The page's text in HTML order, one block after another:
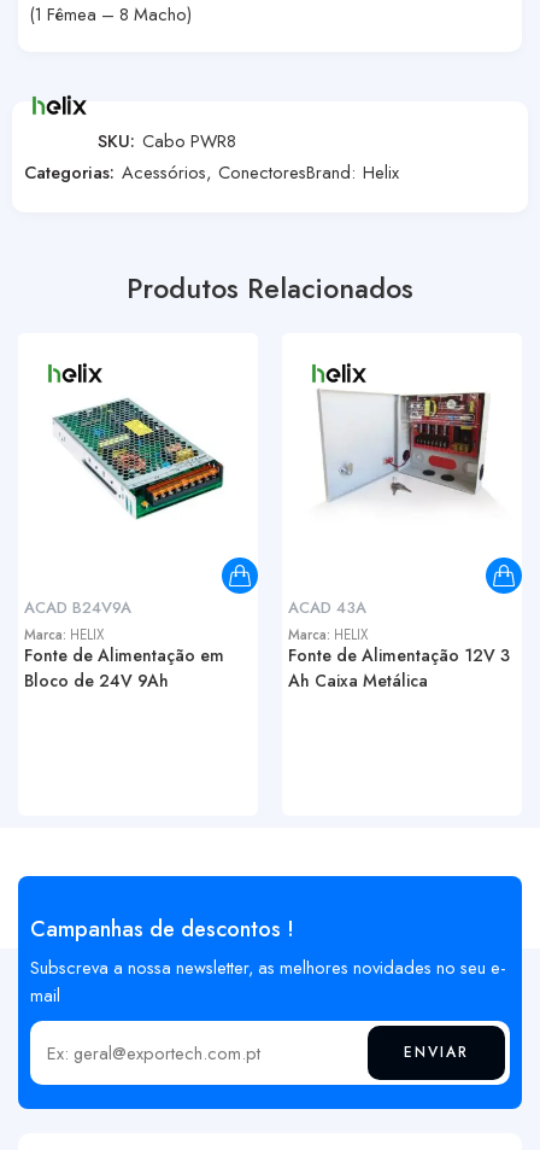
(1 Fêmea – 8 Macho)
SKU: Cabo PWR8
Categorias: Acessórios, ConectoresBrand: Helix
Produtos Relacionados
ACAD B24V9A
Marca: HELIX
Fonte de Alimentação em
Bloco de 24V 9Ah
ACAD 43A
Marca: HELIX
Fonte de Alimentação 12V 3
Ah Caixa Metálica
Campanhas de descontos !
Subscreva a nossa newsletter, as melhores novidades no seu e-
mail
Insira o seu email ENVIAR